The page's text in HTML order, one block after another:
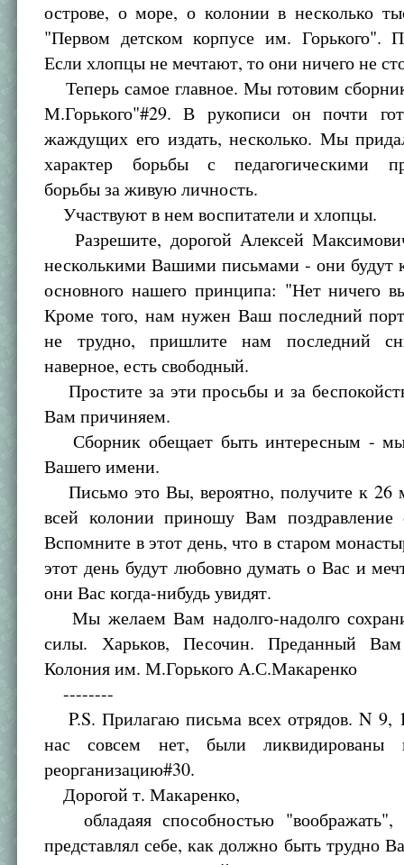
острове, о море, о колонии в несколько
"Первом детском корпусе им. Горького".
Если хлопцы не мечтают, то они ничего не
Теперь самое главное. Мы готовим
М.Горького"#29. В рукописи он почти
жаждущих его издать, несколько. Мы
характер борьбы с педагогическими
борьбы за живую личность.
Участвуют в нем воспитатели и хлопцы.
Разрешите, дорогой Алексей
несколькими Вашими письмами - они будут
основного нашего принципа: "Нет ничего
Кроме того, нам нужен Ваш последний
не трудно, пришлите нам последний
наверное, есть свободный.
Простите за эти просьбы и за
Вам причиняем.
Сборник обещает быть интересным -
Вашего имени.
Письмо это Вы, вероятно, получите к 26
всей колонии приношу Вам поздравление
Вспомните в этот день, что в старом
этот день будут любовно думать о Вас и
они Вас когда-нибудь увидят.
Мы желаем Вам надолго-надолго
силы. Харьков, Песочин. Преданный
Колония им. М.Горького А.С.Макаренко
--------
P.S. Прилагаю письма всех отрядов. N 9,
нас совсем нет, были ликвидированы
реорганизацию#30.
Дорогой т. Макаренко,
обладаяя способностью "воображать",
представлял себе, как должно быть трудно